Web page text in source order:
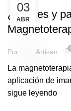
03
ABR
¿Qué es y
Por Artisan
La
aplicación de
sigue leyendo